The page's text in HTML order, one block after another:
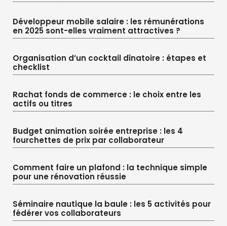
Développeur mobile salaire : les rémunérations
en 2025 sont-elles vraiment attractives ?
Organisation d’un cocktail dînatoire : étapes et
checklist
Rachat fonds de commerce : le choix entre les
actifs ou titres
Budget animation soirée entreprise : les 4
fourchettes de prix par collaborateur
Comment faire un plafond : la technique simple
pour une rénovation réussie
Séminaire nautique la baule : les 5 activités pour
fédérer vos collaborateurs